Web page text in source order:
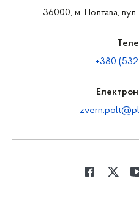
36000, м. Полтава,
+380